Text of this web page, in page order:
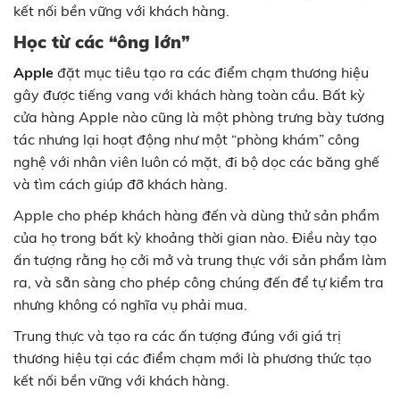
kết nối bền vững với khách hàng.
Học từ các “ông lớn”
Apple đặt mục tiêu tạo ra các điểm chạm thương hiệu
gây được tiếng vang với khách hàng toàn cầu. Bất kỳ
cửa hàng Apple nào cũng là một phòng trưng bày tương
tác nhưng lại hoạt động như một “phòng khám” công
nghệ với nhân viên luôn có mặt, đi bộ dọc các băng ghế
và tìm cách giúp đỡ khách hàng.
Apple cho phép khách hàng đến và dùng thử sản phẩm
của họ trong bất kỳ khoảng thời gian nào. Điều này tạo
ấn tượng rằng họ cởi mở và trung thực với sản phẩm làm
ra, và sẵn sàng cho phép công chúng đến để tự kiểm tra
nhưng không có nghĩa vụ phải mua.
Trung thực và tạo ra các ấn tượng đúng với giá trị
thương hiệu tại các điểm chạm mới là phương thức tạo
kết nối bền vững với khách hàng.